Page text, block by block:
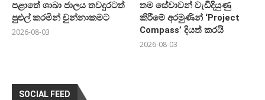
පළාතේ ශාඛා ජාලය තවදුරටත්
පුළුල් කරමින් චුන්නාකමට
2026-08-03
තම සේවාවන් වැඩිදියුණු
කිරීමේ අරමුණින් ‘Project
Compass’ දියත් කරයි
2026-08-03
SOCIAL FEED